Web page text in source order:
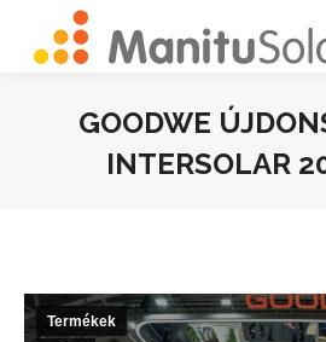
GOODWE
INTERSOLAR
Termékek